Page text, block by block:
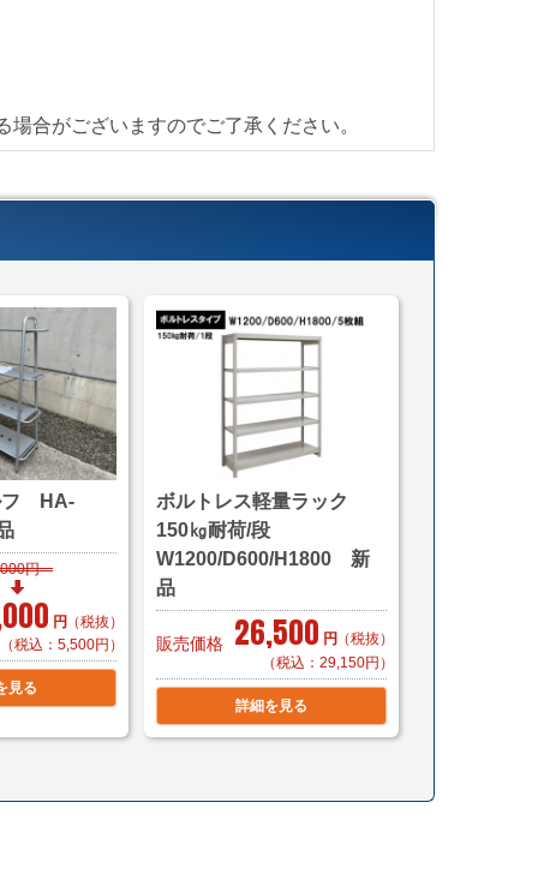
（自社便・軒先渡し＊要お客様搬入）
便・搬入設置/1階又はEV有り）
なります。
（自社便・軒先渡し＊要お客様搬入）
便・搬入設置/1階又はEV有り）
配送も可能です。
入の場合は同梱等、最良の方法で送料を算出させ
（要事前連絡）
合がございますのでご了承ください。
フ HA-
円
円 （税抜）
（税込：5,500円）
見る
ボルトレス軽量ラック
150㎏耐荷/段
W1200/D600/H1800 新
品
販売価格 26,500 円 （税抜）
（税込：29,150円）
詳細を見る